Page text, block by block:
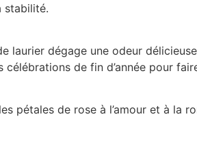
stabilité.
laurier dégage une odeur
de fin d’année pour
pétales de rose à l’amour et à la